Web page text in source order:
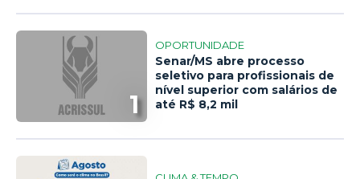
1
OPORTUNIDADE
Senar/MS abre processo
seletivo para profissionais de
nível superior com salários de
até R$ 8,2 mil